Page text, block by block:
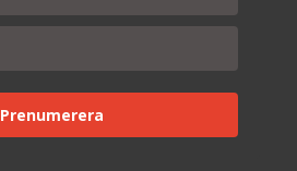
Prenumerera